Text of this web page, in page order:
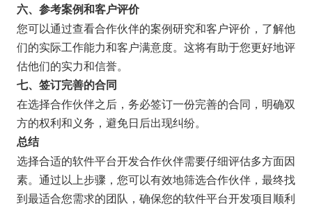
六、参考案例和客户评价
您可以通过查看合作伙伴的案例研究和客户评价，了解他
们的实际工作能力和客户满意度。这将有助于您更好地评
估他们的实力和信誉。
七、签订完善的合同
在选择合作伙伴之后，务必签订一份完善的合同，明确双
方的权利和义务，避免日后出现纠纷。
总结
选择合适的软件平台开发合作伙伴需要仔细评估多方面因
素。通过以上步骤，您可以有效地筛选合作伙伴，最终找
到最适合您需求的团队，确保您的软件平台开发项目顺利